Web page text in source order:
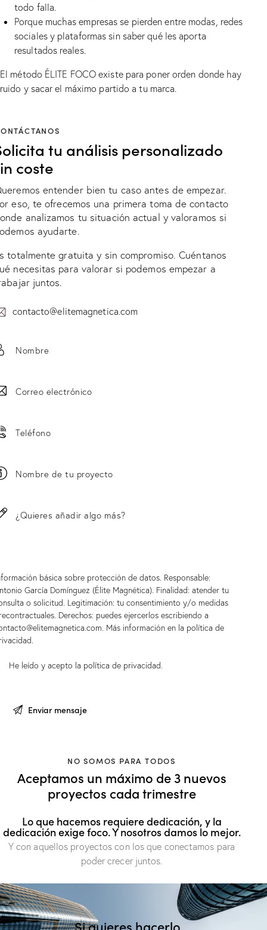
todo falla.
Porque muchas empresas se pierden entre modas, redes
sociales y plataformas sin saber qué les aporta
resultados reales.
El método ÉLITE FOCO existe para poner orden donde hay
ruido y sacar el máximo partido a tu marca.
tu análisis personalizado
coste
entender bien tu caso antes de empezar.
eso, te ofrecemos una primera toma de contacto
analizamos tu situación actual y valoramos si
ayudarte.
totalmente gratuita y sin compromiso. Cuéntanos
necesitas para valorar si podemos empezar a
juntos.
contacto@elitemagnetica.com
básica sobre protección de datos. Responsable:
García Domínguez (Élite Magnética). Finalidad: atender tu
o solicitud. Legitimación: tu consentimiento y/o medidas
Derechos: puedes ejercerlos escribiendo a
Más información en la política de
He leído y acepto la política de privacidad
NO SOMOS PARA TODOS
Aceptamos un máximo de 3 nuevos
proyectos cada trimestre
Lo que hacemos requiere dedicación, y la
dedicación exige foco. Y nosotros damos lo mejor.
Y con aquellos proyectos con los que conectamos para
poder crecer juntos.
Si quieres hacerlo